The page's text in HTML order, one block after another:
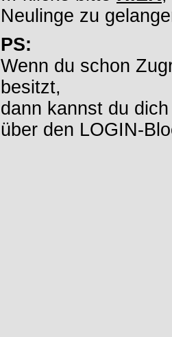
Neulinge zu
PS:
Wenn du schon
besitzt,
dann kannst du
über den LOGIN-